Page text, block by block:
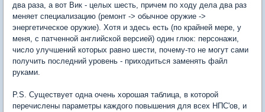
два раза, а вот Вик - целых шесть, причем по ходу дела два раз
меняет специализацию (ремонт -> обычное оружие ->
энергетическое оружие). Хотя и здесь есть (по крайней мере, у
меня, с патченной английской версией) один глюк: персонажи,
число улучшений которых равно шести, почему-то не могут сами
получить последний уровень - приходиться заменять файл
руками.
P.S. Существует одна очень хорошая таблица, в которой
перечислены параметры каждого повышения для всех НПС'ов, и